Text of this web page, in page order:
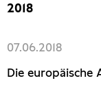
2018
07.06.2018
Die